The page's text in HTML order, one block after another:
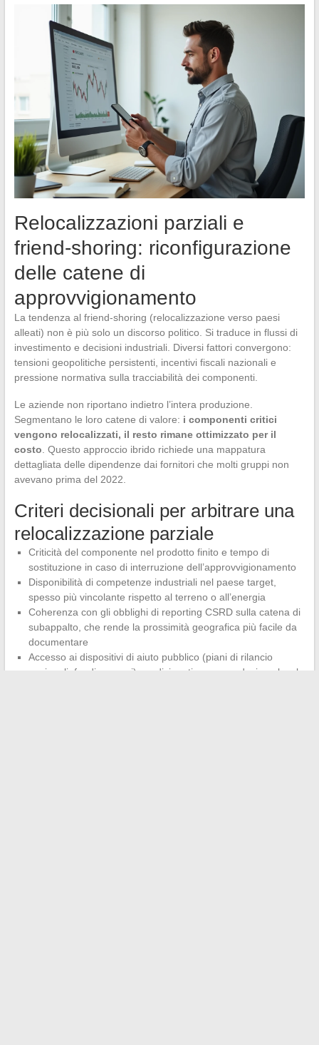
Relocalizzazioni parziali e
friend-shoring: riconfigurazione
delle catene di
approvvigionamento
La tendenza al friend-shoring (relocalizzazione verso paesi
alleati) non è più solo un discorso politico. Si traduce in flussi di
investimento e decisioni industriali. Diversi fattori convergono:
tensioni geopolitiche persistenti, incentivi fiscali nazionali e
pressione normativa sulla tracciabilità dei componenti.
Le aziende non riportano indietro l’intera produzione.
Segmentano le loro catene di valore: i componenti critici
vengono relocalizzati, il resto rimane ottimizzato per il
costo. Questo approccio ibrido richiede una mappatura
dettagliata delle dipendenze dai fornitori che molti gruppi non
avevano prima del 2022.
Criteri decisionali per arbitrare una
relocalizzazione parziale
Criticità del componente nel prodotto finito e tempo di
sostituzione in caso di interruzione dell’approvvigionamento
Disponibilità di competenze industriali nel paese target,
spesso più vincolante rispetto al terreno o all’energia
Coherenza con gli obblighi di reporting CSRD sulla catena di
subappalto, che rende la prossimità geografica più facile da
documentare
Accesso ai dispositivi di aiuto pubblico (piani di rilancio
nazionali, fondi europei) condizionati a una produzione locale